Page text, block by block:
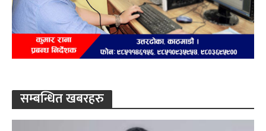
सम्बन्धित खबरहरु